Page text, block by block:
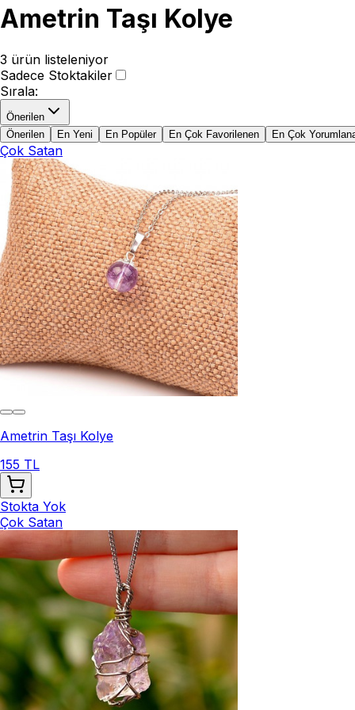
Ametrin Taşı Kolye
3 ürün listeleniyor
Sadece Stoktakiler
Sırala:
Önerilen
Önerilen
En Yeni En Popüler En Çok Favorilenen En Çok
Çok Satan
Ametrin Taşı Kolye
155 TL
Stokta Yok
Çok Satan